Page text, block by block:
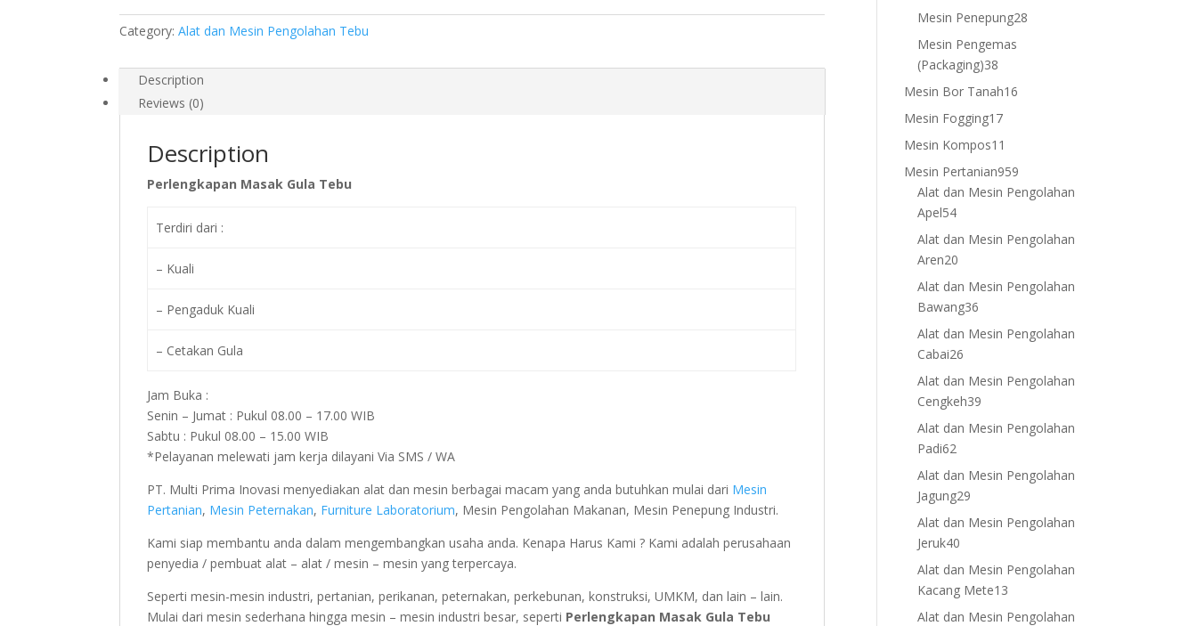
Category:Alat dan Mesin Pengolahan Tebu
Description
Reviews (0)
Description
Perlengkapan Masak Gula Tebu
Terdiri dari :
– Kuali
– Pengaduk Kuali
– Cetakan Gula
Jam Buka :
Senin – Jumat : Pukul 08.00 – 17.00 WIB
Sabtu : Pukul 08.00 – 15.00 WIB
*Pelayanan melewati jam kerja dilayani Via SMS / WA
PT. Multi Prima Inovasi menyediakan alat dan mesin berbagai macam yang anda butuhkan mulai dari Mesin
Pertanian, Mesin Peternakan, Furniture Laboratorium, Mesin Pengolahan Makanan, Mesin Penepung Industri.
Kami siap membantu anda dalam mengembangkan usaha anda. Kenapa Harus Kami ? Kami adalah perusahaan
penyedia / pembuat alat – alat / mesin – mesin yang terpercaya.
Seperti mesin-mesin industri, pertanian, perikanan, peternakan, perkebunan, konstruksi, UMKM, dan lain – lain.
Mulai dari mesin sederhana hingga mesin – mesin industri besar, seperti Perlengkapan Masak Gula Tebu
products
Mesin Penepung28
Mesin Pengemas
(Packaging)38
products
Mesin Bor Tanah16
Mesin Fogging1717
products
Mesin Kompos11
products
Mesin Pertanian959
products
Alat dan Mesin Pengolahan
Apel5454
products
Alat dan Mesin Pengolahan
Aren20
products
Alat dan Mesin Pengolahan
Bawang36
products
Alat dan Mesin Pengolahan
Cabai26
products
Alat dan Mesin Pengolahan
Cengkeh39
products
Alat dan Mesin Pengolahan
Padi62
products
Alat dan Mesin Pengolahan
Jagung29
products
Alat dan Mesin Pengolahan
Jeruk40
products
Alat dan Mesin Pengolahan
Kacang Mete13
products
Alat dan Mesin Pengolahan